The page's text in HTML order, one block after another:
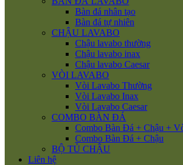
Bàn đá nhân tạo
Bàn đá tự nhiên
CHẬU LAVABO
Chậu lavabo thường
Chậu lavabo inax
Chậu lavabo Caesar
VÒI LAVABO
Vòi Lavabo Thường
Vòi Lavabo Inax
Vòi Lavabo Caesar
COMBO BÀN ĐÁ
Combo Bàn Đá + Chậu +
Combo Bàn Đá + Chậu
BỘ TỦ CHẬU
Liên hệ